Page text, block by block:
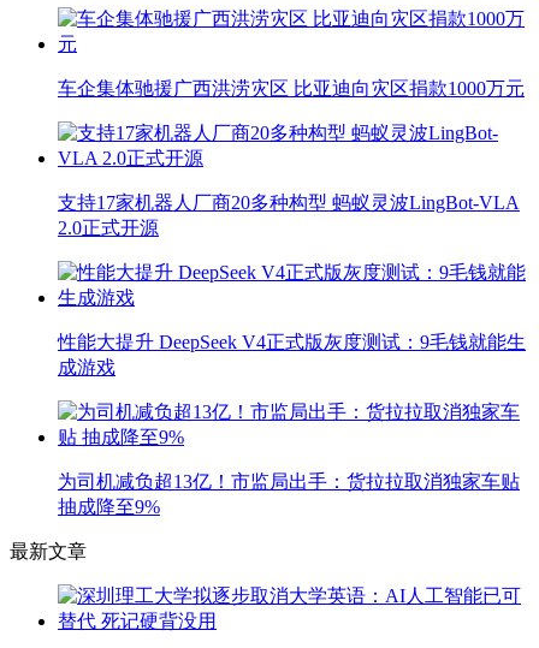
车企集体驰援广西洪涝灾区 比亚迪向灾区捐款1000万元
支持17家机器人厂商20多种构型 蚂蚁灵波LingBot-VLA
2.0正式开源
性能大提升 DeepSeek V4正式版灰度测试：9毛钱就能生
成游戏
为司机减负超13亿！市监局出手：货拉拉取消独家车贴
抽成降至9%
最新文章